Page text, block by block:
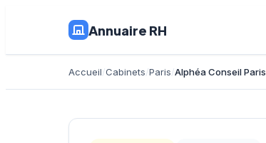
Annuaire RH
Accueil Cabinets Paris Alphéa Conseil Paris